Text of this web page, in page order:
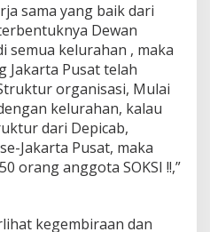
sama yang baik dari
Dewan
semua kelurahan , maka
Jakarta Pusat telah
organisasi, Mulai
kelurahan, kalau
dari Depicab,
Jakarta Pusat, maka
orang anggota SOKSI !!,”
kegembiraan dan